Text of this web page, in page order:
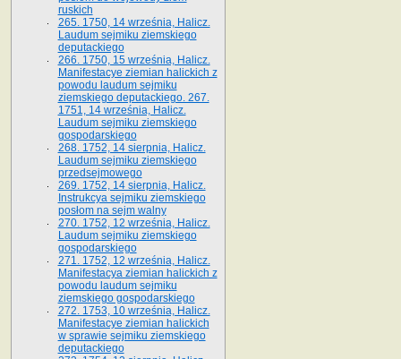
ruskich
265. 1750, 14 września, Halicz.
Laudum sejmiku ziemskiego
deputackiego
266. 1750, 15 września, Halicz.
Manifestacye ziemian halickich z
powodu laudum sejmiku
ziemskiego deputackiego. 267.
1751, 14 września, Halicz.
Laudum sejmiku ziemskiego
gospodarskiego
268. 1752, 14 sierpnia, Halicz.
Laudum sejmiku ziemskiego
przedsejmowego
269. 1752, 14 sierpnia, Halicz.
Instrukcya sejmiku ziemskiego
posłom na sejm walny
270. 1752, 12 września, Halicz.
Laudum sejmiku ziemskiego
gospodarskiego
271. 1752, 12 września, Halicz.
Manifestacya ziemian halickich z
powodu laudum sejmiku
ziemskiego gospodarskiego
272. 1753, 10 września, Halicz.
Manifestacye ziemian halickich
w sprawie sejmiku ziemskiego
deputackiego